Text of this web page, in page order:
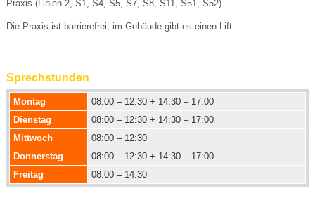
Praxis (Linien 2, S1, S4, S5, S7, S8, S11, S51, S52).
Die Praxis ist barrierefrei, im Gebäude gibt es einen Lift.
Sprechstunden
Montag
08:00 ‒ 12:30 + 14:30 ‒ 17:00
Dienstag
08:00 ‒ 12:30 + 14:30 ‒ 17:00
Mittwoch
08:00 ‒ 12:30
Donnerstag
08:00 ‒ 12:30 + 14:30 ‒ 17:00
Freitag
08:00 ‒ 14:30